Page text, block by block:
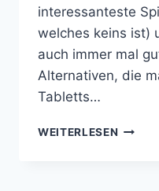
interessanteste
welches keins ist)
auch immer mal
Alternativen, die
Tabletts…
WEITERLESEN